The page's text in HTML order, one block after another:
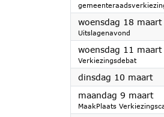
woensdag 18 maart
Uitslagenavond
woensdag 11 maart
Verkiezingsdebat
dinsdag 10 maart
maandag 9 maart
MaakPlaats